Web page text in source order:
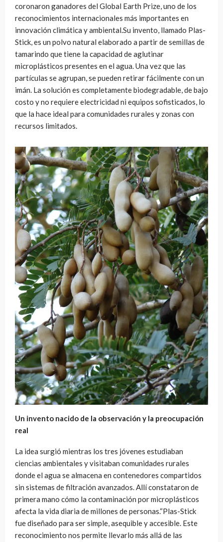
coronaron ganadores del Global Earth Prize, uno de los
reconocimientos internacionales más importantes en
innovación climática y ambiental.Su invento, llamado Plas-
Stick, es un polvo natural elaborado a partir de semillas de
tamarindo que tiene la capacidad de aglutinar
microplásticos presentes en el agua. Una vez que las
partículas se agrupan, se pueden retirar fácilmente con un
imán. La solución es completamente biodegradable, de bajo
costo y no requiere electricidad ni equipos sofisticados, lo
que la hace ideal para comunidades rurales y zonas con
recursos limitados.
Un invento nacido de la observación y la preocupación
real
La idea surgió mientras los tres jóvenes estudiaban
ciencias ambientales y visitaban comunidades rurales
donde el agua se almacena en contenedores compartidos
sin sistemas de filtración avanzados. Allí constataron de
primera mano cómo la contaminación por microplásticos
afecta la vida diaria de millones de personas.“Plas-Stick
fue diseñado para ser simple, asequible y accesible. Este
reconocimiento nos permite llevarlo más allá de las